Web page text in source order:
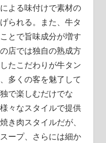
よる味付けで素材の
られる。また、牛タ
とで旨味成分が増す
店では独自の熟成方
たこだわりが牛タン
多くの客を魅了して
で楽しむだけでな
々なスタイルで提供
き肉スタイルだが、
ープ、さらには細か